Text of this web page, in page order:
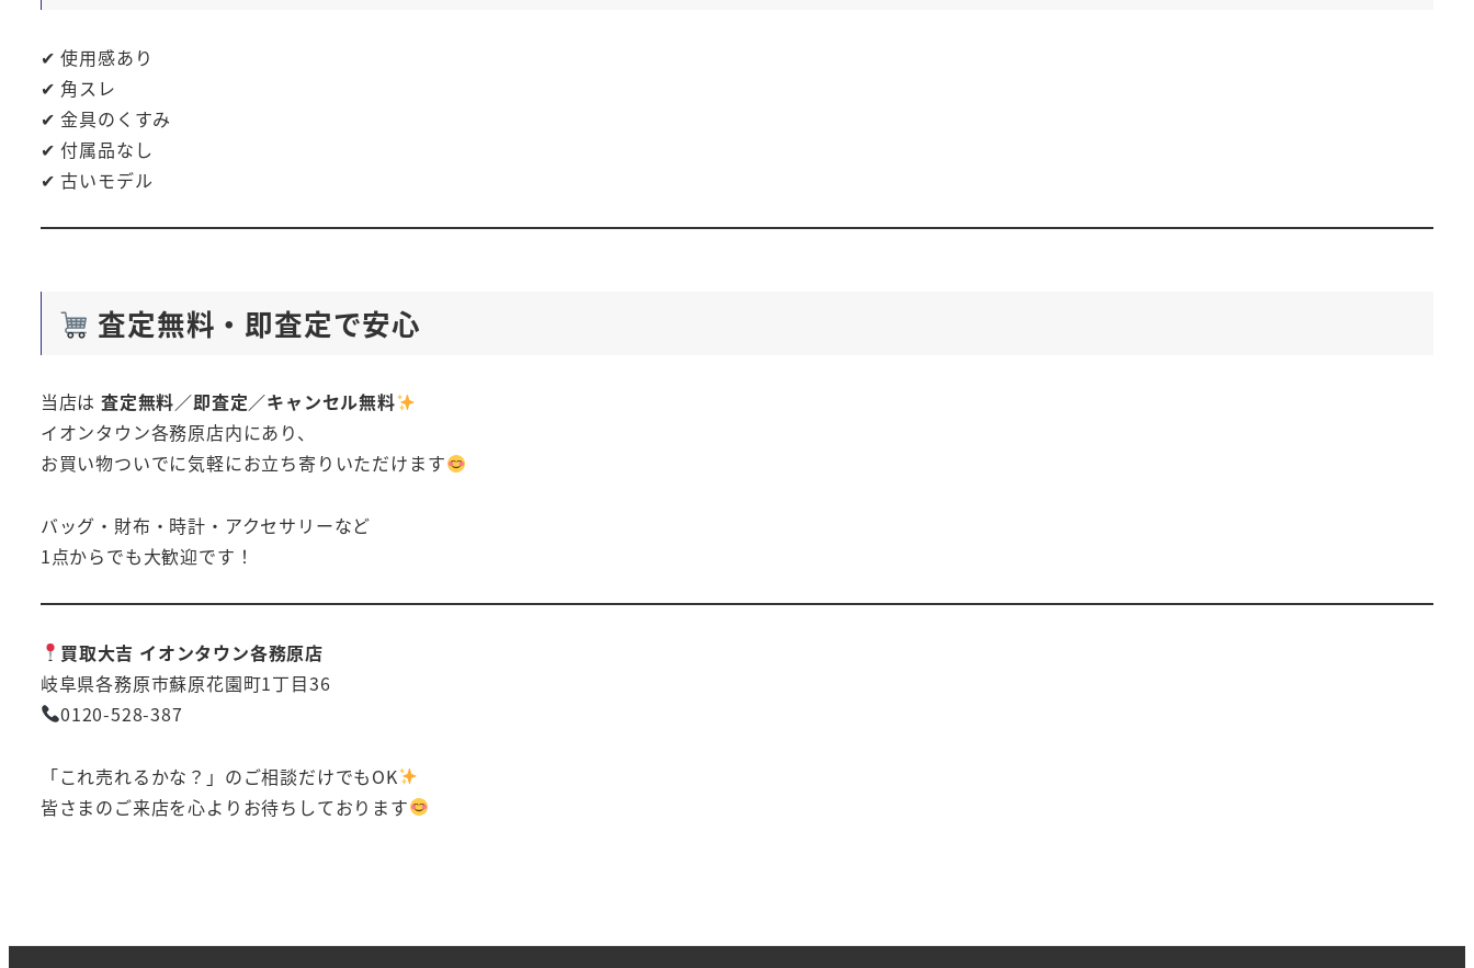
✔ 使用感あり
✔ 角スレ
✔ 金具のくすみ
✔ 付属品なし
✔ 古いモデル
査定無料・即査定で安心
当店は 査定無料／即査定／キャンセル無料
イオンタウン各務原店内にあり、
お買い物ついでに気軽にお立ち寄りいただけます
バッグ・財布・時計・アクセサリーなど
1点からでも大歓迎です！
買取大吉 イオンタウン各務原店
岐阜県各務原市蘇原花園町1丁目36
0120-528-387
「これ売れるかな？」のご相談だけでもOK
皆さまのご来店を心よりお待ちしております